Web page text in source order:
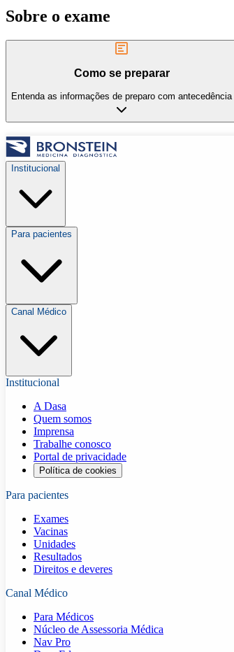
Sobre o exame
Como se preparar
Entenda as informações de preparo com antecedência
Institucional
Para pacientes
Canal Médico
Institucional
A Dasa
Quem somos
Imprensa
Trabalhe conosco
Portal de privacidade
Política de cookies
Para pacientes
Exames
Vacinas
Unidades
Resultados
Direitos e deveres
Canal Médico
Para Médicos
Núcleo de Assessoria Médica
Nav Pro